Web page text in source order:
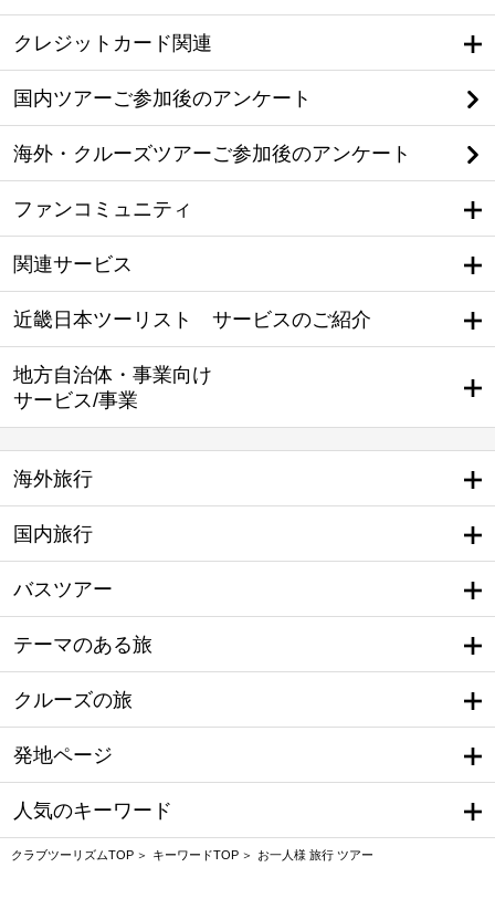
クレジットカード関連
国内ツアーご参加後のアンケート
海外・クルーズツアーご参加後のアンケート
ファンコミュニティ
関連サービス
近畿日本ツーリスト サービスのご紹介
地方自治体・事業向け
サービス/事業
海外旅行
国内旅行
バスツアー
テーマのある旅
クルーズの旅
発地ページ
人気のキーワード
クラブツーリズムTOP キーワードTOP お一人様 旅行 ツアー